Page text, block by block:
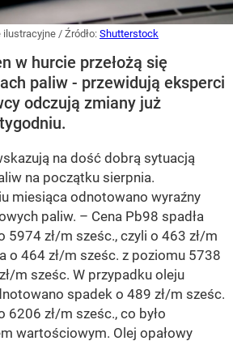
ilustracyjne / Źródło: Shutterstock
w hurcie przełożą się
paliw - przewidują eksperci
odczują zmiany już
na dość dobrą sytuacją
na początku sierpnia.
miesiąca odnotowano wyraźny
paliw. – Cena Pb98 spadła
5974 zł/m sześc., czyli o 463 zł/m
o 464 zł/m sześc. z poziomu 5738
m sześc. W przypadku oleju
spadek o 489 zł/m sześc.
6206 zł/m sześc., co było
wartościowym. Olej opałowy